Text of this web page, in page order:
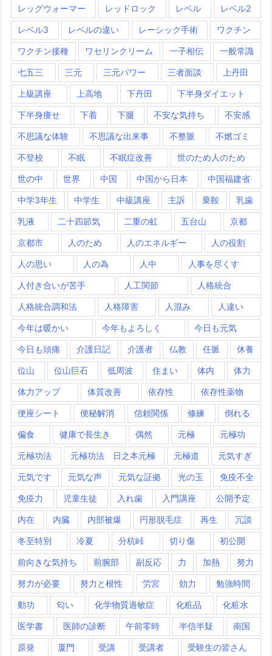
レッグウォーマー レッドロック レベル レベル2
レベル3 レベルの違い レーシック手術 ワクチン
ワクチン接種 ワセリンクリーム 一子相伝 一般常識
七五三 三元 三元パワー 三者面談 上丹田
上級講座 上高地 下丹田 下半身ダイエット
下半身痩せ 下着 下腿 不安な気持ち 不安感
不思議な体験 不思議な出来事 不整脈 不燃ゴミ
不登校 不眠 不眠症改善 世のため人のため
世の中 世界 中国 中国から日本 中国福建省
中学3年生 中学生 中級講座 主訴 乗鞍 乳歯
乳液 二十四節気 二重の虹 五台山 京都
京都市 人のため 人のエネルギー 人の役割
人の思い 人の為 人中 人事を尽くす
人付き合いが苦手 人工関節 人格統合
人格統合調和法 人格障害 人混み 人違い
今年は暖かい 今年もよろしく 今日も元気
今日も頭痛 介護日記 介護者 仏教 任脈 休養
位山 位山巨石 低周波 住まい 体内 体力
体力アップ 体質改善 依存性 依存性薬物
便座シート 便秘解消 信頼関係 修練 倒れる
偏食 健康で長生き 偶然 元極 元極功
元極功法 元極功法 日之本元極 元極道 元気すぎ
元気です 元気な声 元気な証拠 光の玉 免疫不全
免疫力 児童生徒 入れ歯 入門講座 公開予定
内在 内臓 内部被爆 円形脱毛症 再生 冗談
冬至特別 冷夏 分杭峠 切り傷 初公開
前向きな気持ち 前腕部 副反応 力 加熱 努力
努力が必要 努力と根性 労宮 効力 勉強時間
動功 匂い 化学物質過敏症 化粧品 化粧水
医学書 医師の診断 午前零時 半信半疑 南国
原発 厦門 受講 受講者 受験生の皆さん